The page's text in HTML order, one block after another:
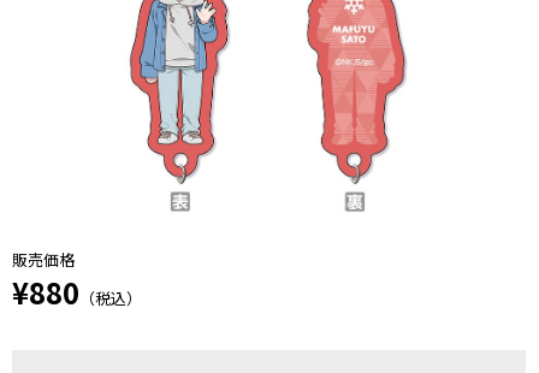
販売価格
¥880 （税込）